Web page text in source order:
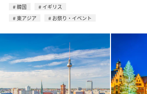
韓国
イギリス
東アジア
お祭り・イベント